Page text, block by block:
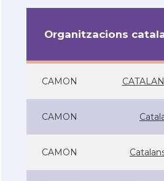
Organitzacions
CAMON
CAMON
CAMON